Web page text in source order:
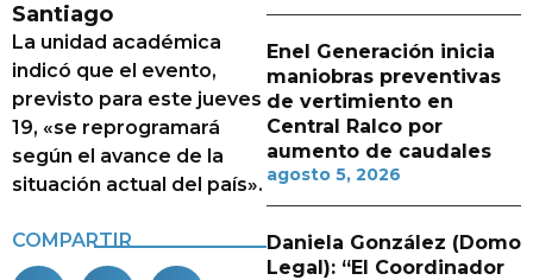
Santiago
La unidad académica
indicó que el evento,
previsto para este jueves
19, «se reprogramará
según el avance de la
situación actual del país».
COMPARTIR
Enel Generación inicia
maniobras preventivas
de vertimiento en
Central Ralco por
aumento de caudales
agosto 5, 2026
Daniela González (Domo
Legal): “El Coordinador